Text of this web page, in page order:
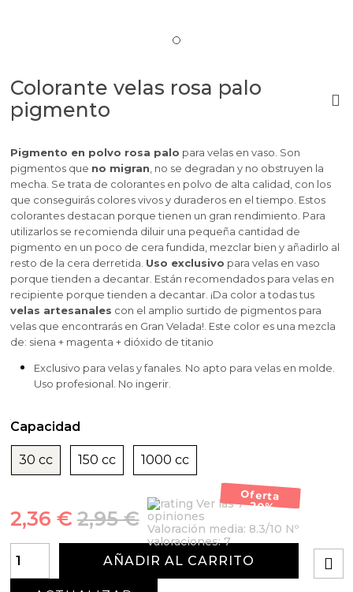
Colorante velas rosa palo
pigmento
Pigmento en polvo rosa palo para velasen vaso . Son
pigmentos que no migran , no se degradan y no obstruyen la
mecha. Se trata de colorantes en polvo de alta calidad, con los
que conseguirás colores vivos y duraderos en el tiempo. Estos
colorantes destacan porque tienen un gran rendimiento. Para
utilizarlos se recomienda diluir una pequeña cantidad de
pigmento en un poco de cera fundida, mezclar bien y añadirlo al
resto de la cera derretida. Uso exclusivo para velas en vaso
porque tienden a decantar. Están recomendados para velas en
recipiente porque tienden a decantar. ¡Da color a todas tus
velas artesanales con el amplio surtido de pigmentos para
velas que encontrarás en Gran Velada!. Este color es una mezcla
de: siena + magenta + dióxido de titanio
Exclusivo para velas y fanales. No apto para velas en molde.
Uso profesional. No ingerir.
Capacidad
30 cc 150 cc 1000 cc
Oferta
-20%
2,95 €
2,36 €
Ver las 7
opiniones
Valoración media: 8.3/10 Nº
valoraciones:7
AÑADIR AL CARRITO